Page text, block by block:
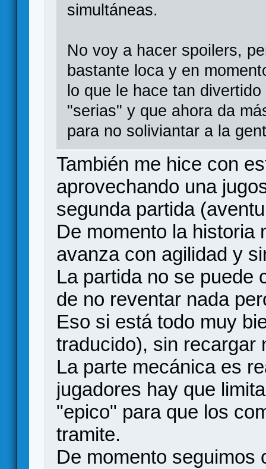
simultáneas.
No voy a hacer spoilers,
bastante loca y en
lo que le hace tan
"serias" y que ahora da
para no soliviantar a la
También me hice con
aprovechando una
segunda partida
De momento la historia
avanza con agilidad y
La partida no se puede
de no reventar nada
Eso si está todo muy
traducido), sin recargar
La parte mecánica es
jugadores hay que
"epico" para que los
tramite.
De momento seguimos